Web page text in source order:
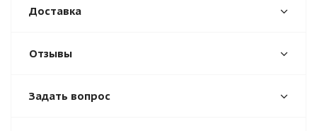
Доставка
Отзывы
Задать вопрос